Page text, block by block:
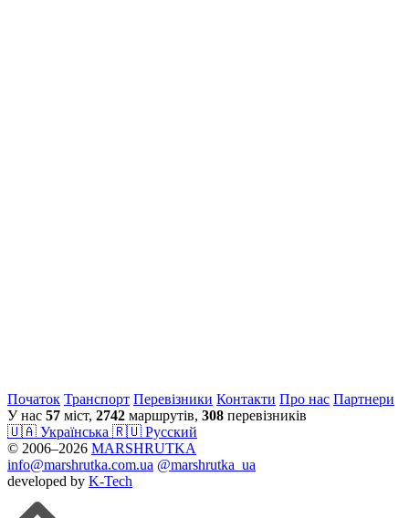
Початок Транспорт Перевiзники Контакти Про нас Партнери
У нас 57 міст, 2742 маршрутів, 308 перевізників
🇺🇦 Українська 🇷🇺 Русский
© 2006–2026 MARSHRUTKA
info@marshrutka.com.ua @marshrutka_ua
developed by K-Tech